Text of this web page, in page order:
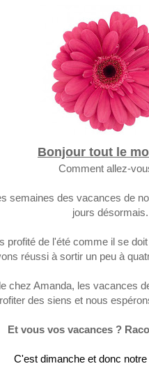
Bonjour tout le
Comment allez-
semaines des vacances de
jours désormais.
profité de l'été comme il se
réussi àsortir un peu à
chez Amanda, les vacances
des siens et nous
Et vous vos vacances ?
C'est dimanche et donc notre